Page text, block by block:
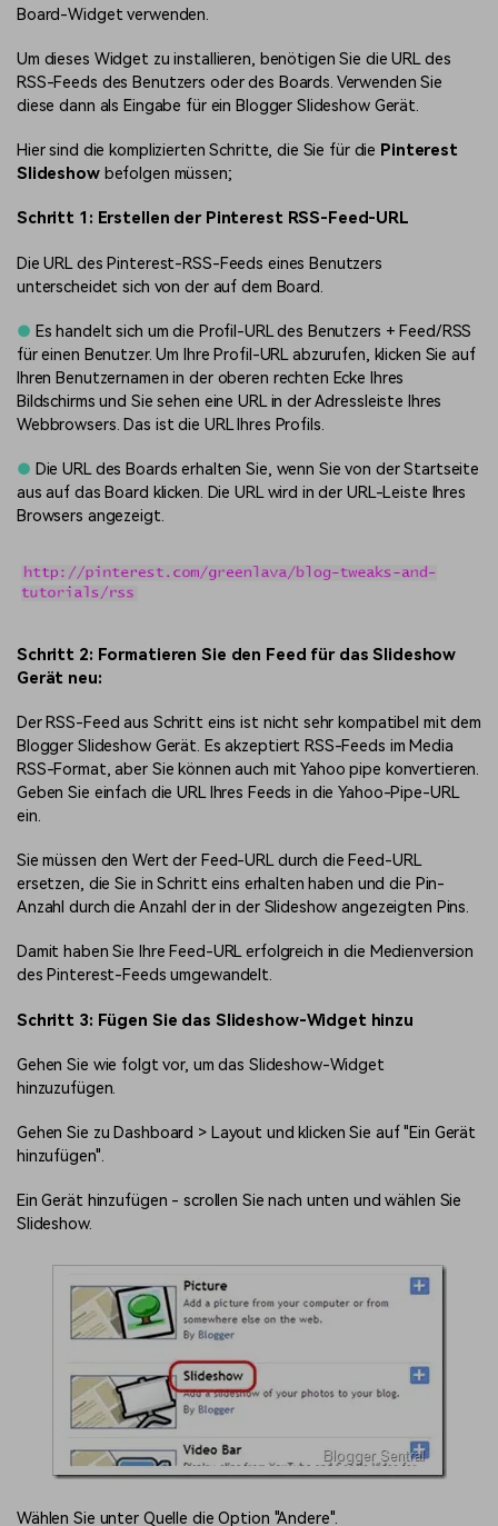
Board-Widget verwenden.
Um dieses Widget zu installieren, benötigen Sie die URL des
RSS-Feeds des Benutzers oder des Boards. Verwenden Sie
diese dann als Eingabe für ein Blogger Slideshow Gerät.
Hier sind die komplizierten Schritte, die Sie für die Pinterest
Slideshowbefolgen müssen;
Schritt 1: Erstellen der Pinterest RSS-Feed-URL
Die URL des Pinterest-RSS-Feeds eines Benutzers
unterscheidet sich von der auf dem Board.
● Es handelt sich um die Profil-URL des Benutzers + Feed/RSS
für einen Benutzer. Um Ihre Profil-URL abzurufen, klicken Sie auf
Ihren Benutzernamen in der oberen rechten Ecke Ihres
Bildschirms und Sie sehen eine URL in der Adressleiste Ihres
Webbrowsers. Das ist die URL Ihres Profils.
● Die URL des Boards erhalten Sie, wenn Sie von der Startseite
aus auf das Board klicken. Die URL wird in der URL-Leiste Ihres
Browsers angezeigt.
Schritt 2: Formatieren Sie den Feed für das Slideshow
Gerät neu:
Der RSS-Feed aus Schritt eins ist nicht sehr kompatibel mit dem
Blogger Slideshow Gerät. Es akzeptiert RSS-Feeds im Media
RSS-Format, aber Sie können auch mit Yahoo pipe konvertieren.
Geben Sie einfach die URL Ihres Feeds in die Yahoo-Pipe-URL
ein.
Sie müssen den Wert der Feed-URL durch die Feed-URL
ersetzen, die Sie in Schritt eins erhalten haben und die Pin-
Anzahl durch die Anzahl der in der Slideshow angezeigten Pins.
Damit haben Sie Ihre Feed-URL erfolgreich in die Medienversion
des Pinterest-Feeds umgewandelt.
Schritt 3: Fügen Sie das Slideshow-Widget hinzu
Gehen Sie wie folgt vor, um das Slideshow-Widget
hinzuzufügen.
Gehen Sie zu Dashboard > Layout und klicken Sie auf "Ein Gerät
hinzufügen".
Ein Gerät hinzufügen - scrollen Sie nach unten und wählen Sie
Slideshow.
Wählen Sie unter Quelle die Option "Andere".